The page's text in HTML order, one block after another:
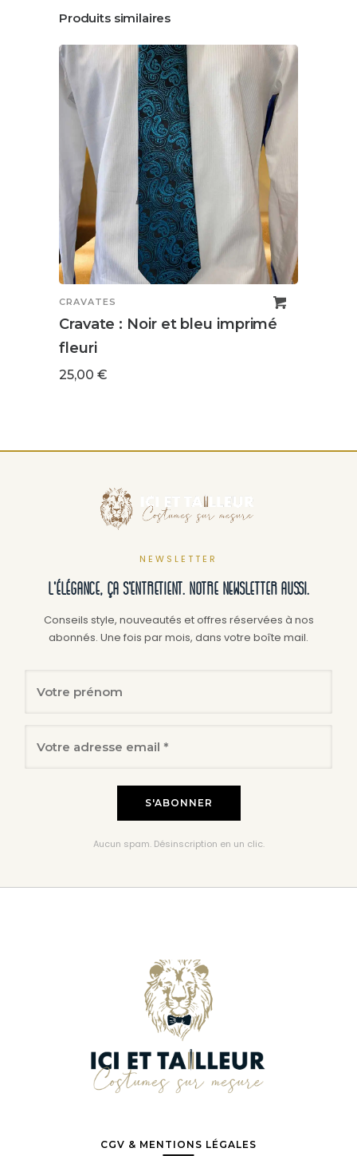
Produits similaires
CRAVATES
Cravate : Noir et bleu imprimé
fleuri
25,00 €
NEWSLETTER
L'élégance, ça s'entretient. Notre newsletter aussi.
Conseils style, nouveautés et offres réservées à nos
abonnés. Une fois par mois, dans votre boîte mail.
Aucun spam. Désinscription en un clic.
CGV & MENTIONS LÉGALES